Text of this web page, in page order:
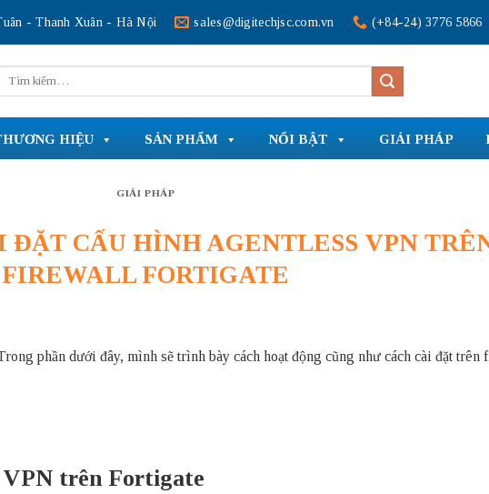
- Thanh Xuân - Hà Nội sales@digitechjsc.com.vn (+84-24) 3776 5866
kiếm:
HIỆU SẢN PHẨM NỔI BẬT GIẢI PHÁP
GIẢI PHÁP
ĐẶT CẤU HÌNH AGENTLESS VPN
FIREWALL FORTIGATE
phần dưới đây, mình sẽ trình bày cách hoạt động cũng như cách cài đặt
VPN trên Fortigate